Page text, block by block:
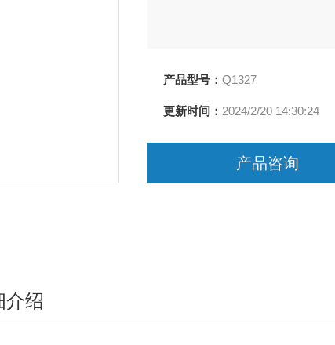
产品型号： Q1327
更新时间： 2024/2/20 14:30:24
产品咨询
介绍